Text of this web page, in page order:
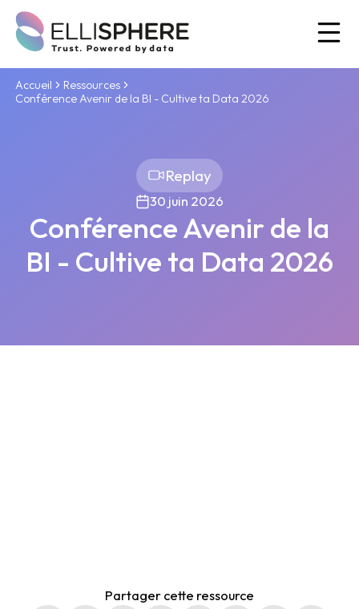
Accueil
Ressources
Conférence Avenir de la BI - Cultive ta Data 2026
Replay
30 juin 2026
Conférence Avenir de la
BI - Cultive ta Data 2026
Partager cette ressource